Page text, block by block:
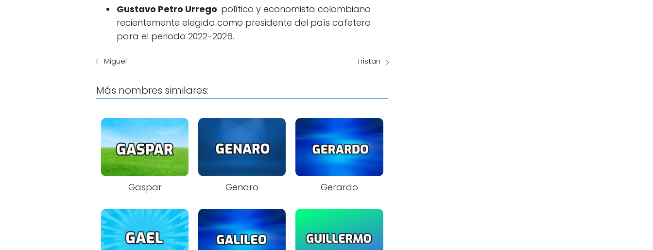
Gustavo Petro Urrego: político y economista colombiano
recientemente elegido como presidente del país cafetero
para el periodo 2022-2026.
Miguel Tristan
Más nombres similares:
Gaspar Genaro Gerardo